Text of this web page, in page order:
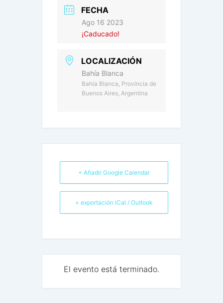
FECHA
Ago 16 2023
¡Caducado!
LOCALIZACIÓN
Bahía Blanca
Bahía Blanca, Provincia de
Buenos Aires, Argentina
+ Añadir Google Calendar
+ exportación iCal / Outlook
El evento está terminado.